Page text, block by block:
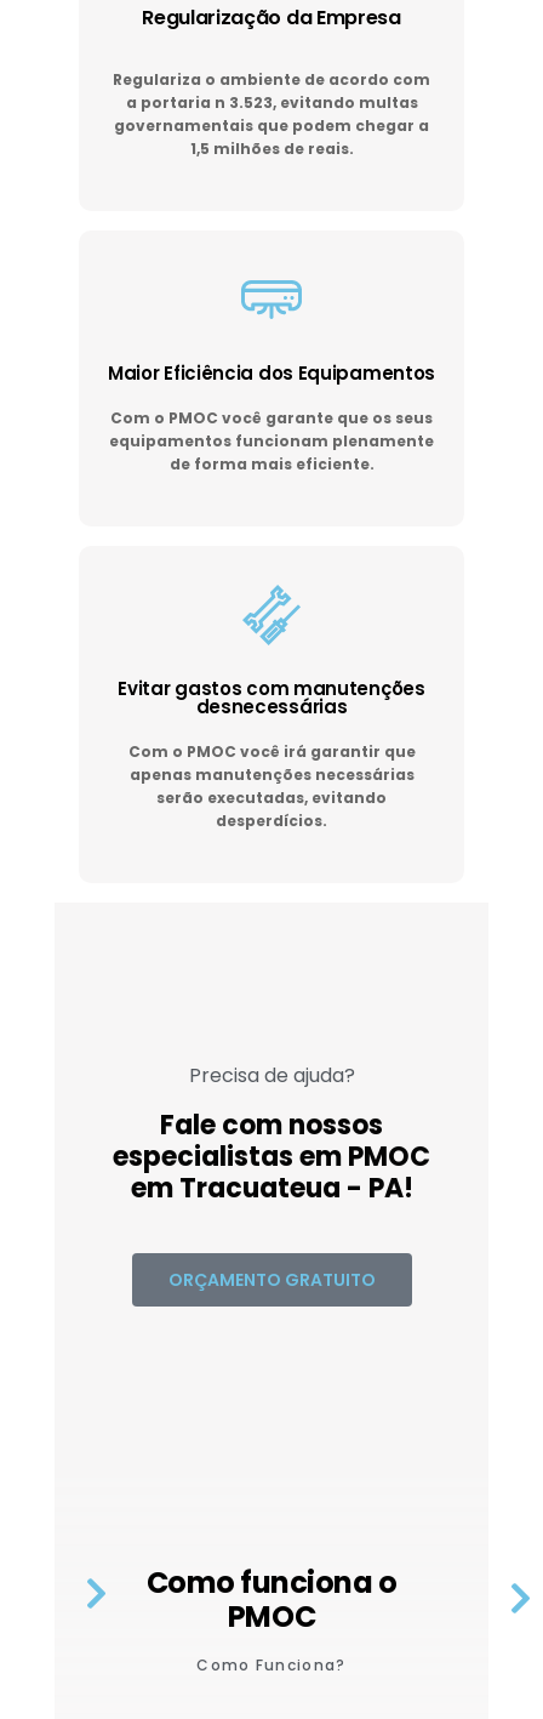
Regularização da Empresa
Regulariza o ambiente de acordo com
a portaria n 3.523, evitando multas
governamentais que podem chegar a
1,5 milhões de reais.
Maior Eficiência dos Equipamentos
Com o PMOC você garante que os seus
equipamentos funcionam plenamente
de forma mais eficiente.
Evitar gastos com manutenções
desnecessárias
Com o PMOC você irá garantir que
apenas manutenções necessárias
serão executadas, evitando
desperdícios.
Precisa de ajuda?
Fale com nossos
especialistas em PMOC
em Tracuateua - PA!
ORÇAMENTO GRATUITO
Como funciona o
PMOC
Como Funciona?